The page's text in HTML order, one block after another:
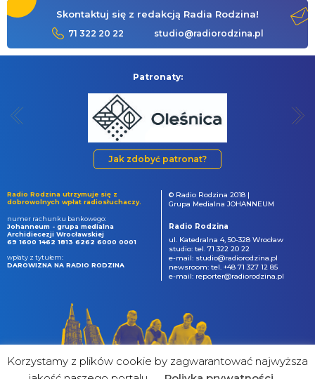
Skontaktuj się z redakcją Radia Rodzina!
71 322 20 22 studio@radiorodzina.pl
Patronaty:
Jak zdobyć patronat?
Radio Rodzina utrzymuje się z
dobrowolnych wpłat radiosłuchaczy.
numer rachunku bankowego:
Johanneum - grupa medialna
Archidiecezji Wrocławskiej
69 1600 1462 1813 6262 6000 0001
wpłaty z tytułem:
DAROWIZNA NA RADIO RODZINA
© Radio Rodzina 2018 |
Grupa Medialna JOHANNEUM
Radio Rodzina
ul. Katedralna 4, 50-328 Wrocław
studio: tel. 71 322 20 22
e-mail: studio@radiorodzina.pl
newsroom: tel. +48 71 327 12 85
e-mail: reporter@radiorodzina.pl
Korzystamy z plików cookie by zagwarantować najwyższa